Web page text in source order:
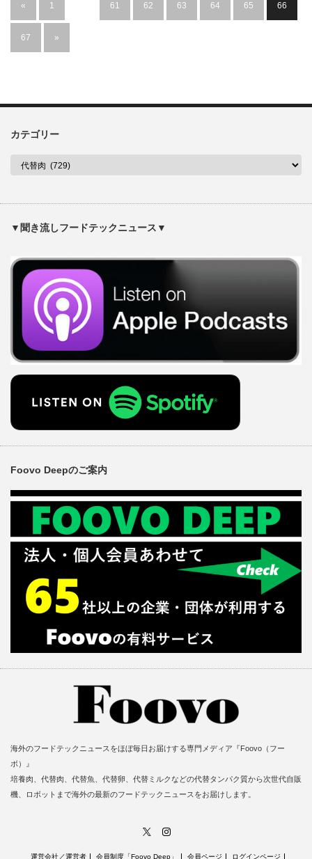
« 1 61 62 63 64 65 66
67 »
カテゴリー
▼聞き流しフードテックニュース▼
Foovo Deepのご案内
海外のフードテックニュースをほぼ毎日お届けする専門メディア『Foovo（フー
ボ）』
培養肉、代替肉、代替魚、代替卵、代替ミルクなどの代替タンパク質から次世代自販
機、ロボットまで海外の最新のフードテックニュースをお届けします。
運営会社／運営者 会員制度「Foovo Deep」 会員ページ ログインページ